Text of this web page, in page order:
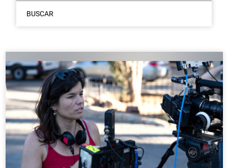
BUSCAR